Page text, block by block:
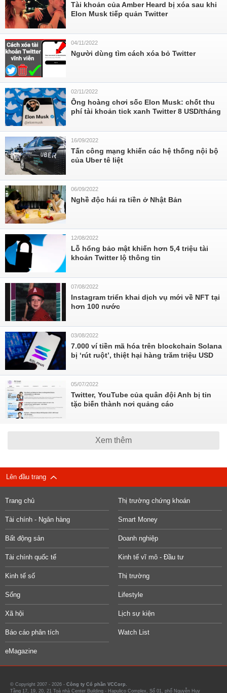
Tài khoản của Amber Heard bị xóa sau khi
Elon Musk tiếp quản Twitter
04/11/2022
Người dùng tìm cách xóa bỏ Twitter
02/11/2022
Ông hoàng chơi sốc Elon Musk: chốt thu
phí tài khoản tick xanh Twitter 8 USD/tháng
16/09/2022
Tấn công mạng khiến các hệ thống nội bộ
của Uber tê liệt
06/09/2022
Nghề độc hái ra tiền ở Nhật Bản
12/08/2022
Lỗ hổng bảo mật khiến hơn 5,4 triệu tài
khoản Twitter lộ thông tin
07/08/2022
Instagram triển khai dịch vụ mới về NFT tại
hơn 100 nước
03/08/2022
7.000 ví tiền mã hóa trên blockchain Solana
bị ‘rút ruột’, thiệt hại hàng trăm triệu USD
05/07/2022
Twitter, YouTube của quân đội Anh bị tin
tặc biến thành nơi quảng cáo
Xem thêm
Lên đầu trang
Trang chủ Thị trường chứng khoán
Tài chính - Ngân hàng Smart Money
Bất động sản Doanh nghiệp
Tài chính quốc tế Kinh tế vĩ mô - Đầu tư
Kinh tế số Thị trường
Sống Lifestyle
Xã hội Lịch sự kiện
Báo cáo phân tích Watch List
eMagazine
© Copyright 2007 - 2026 - Công ty Cổ phần VCCorp.
Tầng 17, 19, 20, 21 Toà nhà Center Building - Hapulico Complex, Số 01, phố Nguyễn Huy